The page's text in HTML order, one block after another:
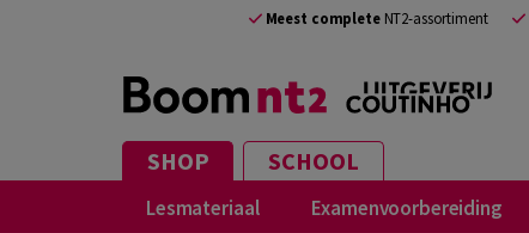
Meest completeNT2-assortiment
SHOP SCHOOL
Lesmateriaal Examenvoorbereiding